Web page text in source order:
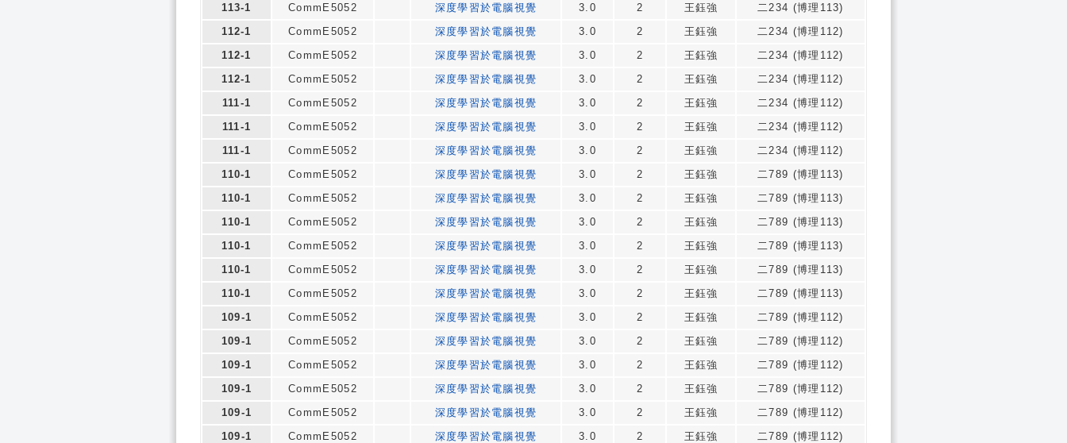
113-1
CommE5052 深度學習於電腦視覺 3.0 2 王鈺強
二234 (博理113)
112-1
CommE5052 深度學習於電腦視覺 3.0 2 王鈺強
二234 (博理112)
112-1
CommE5052 深度學習於電腦視覺 3.0 2 王鈺強
二234 (博理112)
112-1
CommE5052 深度學習於電腦視覺 3.0 2 王鈺強
二234 (博理112)
111-1
CommE5052 深度學習於電腦視覺 3.0 2 王鈺強
二234 (博理112)
111-1
CommE5052 深度學習於電腦視覺 3.0 2 王鈺強
二234 (博理112)
111-1
CommE5052 深度學習於電腦視覺 3.0 2 王鈺強
二234 (博理112)
110-1
CommE5052 深度學習於電腦視覺 3.0 2 王鈺強
二789 (博理113)
110-1
CommE5052 深度學習於電腦視覺 3.0 2 王鈺強
二789 (博理113)
110-1
CommE5052 深度學習於電腦視覺 3.0 2 王鈺強
二789 (博理113)
110-1
CommE5052 深度學習於電腦視覺 3.0 2 王鈺強
二789 (博理113)
110-1
CommE5052 深度學習於電腦視覺 3.0 2 王鈺強
二789 (博理113)
110-1
CommE5052 深度學習於電腦視覺 3.0 2 王鈺強
二789 (博理113)
109-1
CommE5052 深度學習於電腦視覺 3.0 2 王鈺強
二789 (博理112)
109-1
CommE5052 深度學習於電腦視覺 3.0 2 王鈺強
二789 (博理112)
109-1
CommE5052 深度學習於電腦視覺 3.0 2 王鈺強
二789 (博理112)
109-1
CommE5052 深度學習於電腦視覺 3.0 2 王鈺強
二789 (博理112)
109-1
CommE5052 深度學習於電腦視覺 3.0 2 王鈺強
二789 (博理112)
109-1
CommE5052 深度學習於電腦視覺 3.0 2 王鈺強
二789 (博理112)